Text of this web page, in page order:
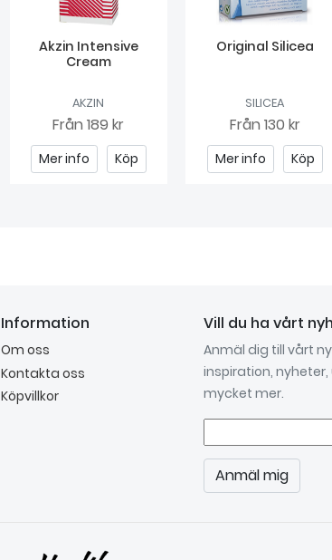
Akzin Intensive
Cream
AKZIN
Från189 kr
Mer info Köp
Original Silicea
SILICEA
Från 130 kr
Mer info Köp
Information
Om oss
Kontakta oss
Köpvillkor
Vill du ha vårt
Anmäl dig till vårt
inspiration,
mycket mer.
Anmäl mig